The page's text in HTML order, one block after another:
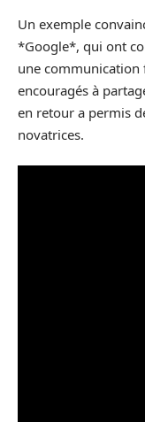
Un exemple
*Google*, qui ont
une communication
encouragés à
en retour a permis
novatrices.